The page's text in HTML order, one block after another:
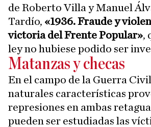
de Roberto Villa y Manuel
Tardío, «1936.Fraude y
victoria del Frente Popular»,
ley no hubiese podido ser
Matanzas y checas
En el campo de la Guerra
naturales características
represiones en ambas
pueden ser estudiadas las